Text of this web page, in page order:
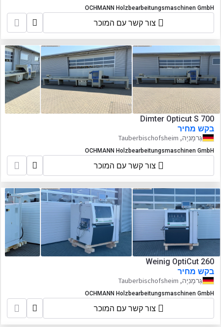
OCHMANN Holzbearbeitungsmaschinen GmbH
צור קשר עם המוכר
Dimter Opticut S 700
בקש מחיר
גֶרמָנִיָה, Tauberbischofsheim
OCHMANN Holzbearbeitungsmaschinen GmbH
צור קשר עם המוכר
Weinig OptiCut 260
בקש מחיר
גֶרמָנִיָה, Tauberbischofsheim
OCHMANN Holzbearbeitungsmaschinen GmbH
צור קשר עם המוכר